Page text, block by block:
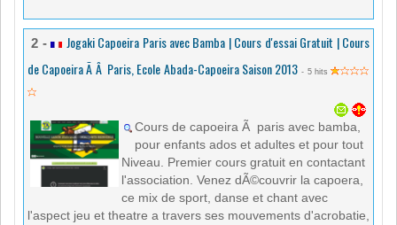
2 -
Jogaki Capoeira Paris avec Bamba | Cours d'essai Gratuit | Cours
de Capoeira Ã Â Paris, Ecole Abada-Capoeira Saison 2013 - 5 hits
Cours de capoeira Ã paris avec bamba,
pour enfants ados et adultes et pour tout
Niveau. Premier cours gratuit en contactant
l'association. Venez dÃ©couvrir la capoera,
ce mix de sport, danse et chant avec
l'aspect jeu et theatre a travers ses mouvements d'acrobatie,